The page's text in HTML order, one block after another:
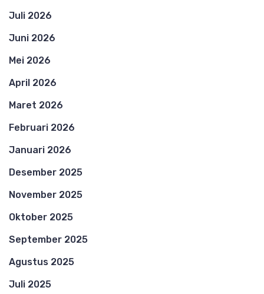
Juli 2026
Juni 2026
Mei 2026
April 2026
Maret 2026
Februari 2026
Januari 2026
Desember 2025
November 2025
Oktober 2025
September 2025
Agustus 2025
Juli 2025